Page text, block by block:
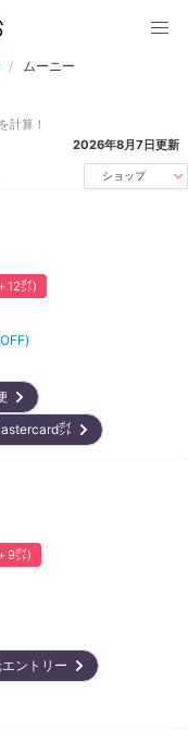
ムーニー
計算！
2026年8月7日更新
ショップ
12㌽)
便
㌽
9㌽)
エントリー